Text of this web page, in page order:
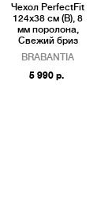
Чехол PerfectFit
124x38 см (В), 8
мм поролона,
Свежий бриз
BRABANTIA
5 990 р.